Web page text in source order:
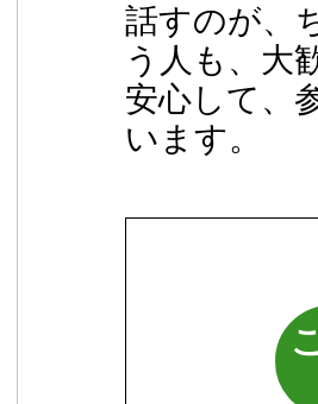
話すのが、
う人も、大
安心して、
います。